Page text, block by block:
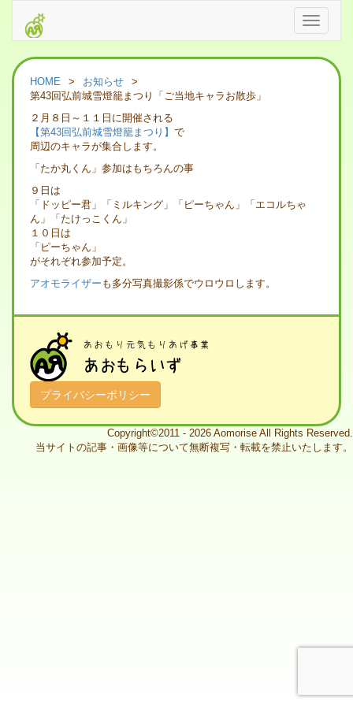
ナ
ビ
ー
HOME > お知らせ
>
第43回弘前城雪燈籠まつり「ご当地キャラお散歩」
２月８日～１１日に開催される
【第43回弘前城雪燈籠まつり】 で
周辺のキャラが集合します。
「たか丸くん」参加はもちろんの事
９日は
「ドッピー君」「ミルキング」「ピーちゃん」「エコルちゃ
ん」「たけっこくん」
１０日は
「ピーちゃん」
がそれぞれ参加予定。
アオモライザー も多分写真撮影係でウロウロします。
プライバシーポリシー
Copyright©2011 - 2026 Aomorise All Rights Reserved.
当サイトの記事・画像等について無断複写・転載を禁止いたします。